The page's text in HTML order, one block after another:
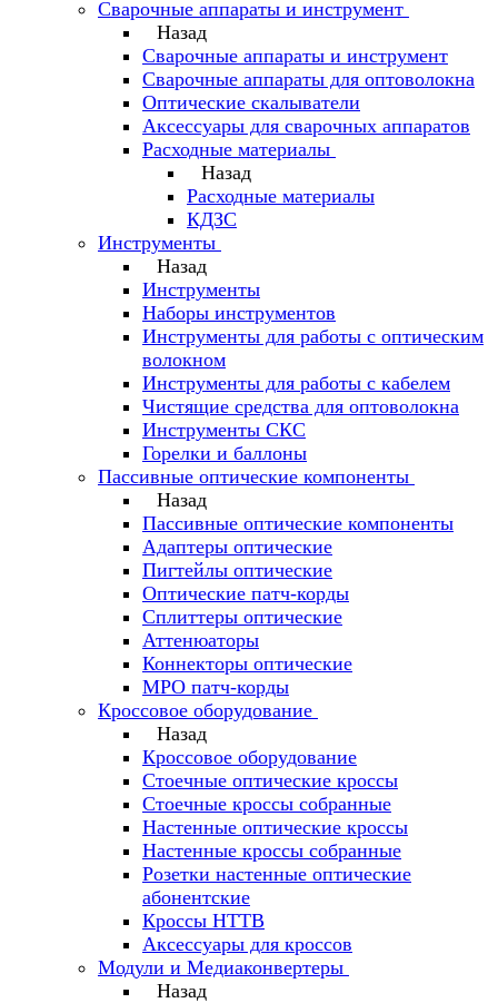
Сварочные аппараты и инструмент
Назад
Сварочные аппараты и инструмент
Сварочные аппараты для оптоволокна
Оптические скалыватели
Аксессуары для сварочных аппаратов
Расходные материалы
Назад
Расходные материалы
КДЗС
Инструменты
Назад
Инструменты
Наборы инструментов
Инструменты для работы с оптическим
волокном
Инструменты для работы с кабелем
Чистящие средства для оптоволокна
Инструменты СКС
Горелки и баллоны
Пассивные оптические компоненты
Назад
Пассивные оптические компоненты
Адаптеры оптические
Пигтейлы оптические
Оптические патч-корды
Сплиттеры оптические
Аттенюаторы
Коннекторы оптические
MPO патч-корды
Кроссовое оборудование
Назад
Кроссовое оборудование
Стоечные оптические кроссы
Стоечные кроссы собранные
Настенные оптические кроссы
Настенные кроссы собранные
Розетки настенные оптические
абонентские
Кроссы HTTB
Аксессуары для кроссов
Модули и Медиаконвертеры
Назад